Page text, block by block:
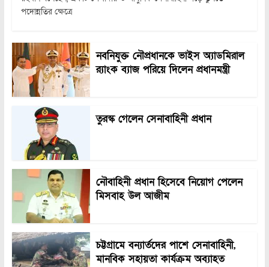
পদোন্নতির ক্ষেত্রে
নবনিযুক্ত নৌপ্রধানকে ভাইস অ্যাডমিরাল
র‍্যাংক ব্যাজ পরিয়ে দিলেন প্রধানমন্ত্রী
তুরস্ক গেলেন সেনাবাহিনী প্রধান
নৌবাহিনী প্রধান হিসেবে নিয়োগ পেলেন
মিসবাহ উল আজীম
চট্টগ্রামে বন্যার্তদের পাশে সেনাবাহিনী,
মানবিক সহায়তা কার্যক্রম অব্যাহত